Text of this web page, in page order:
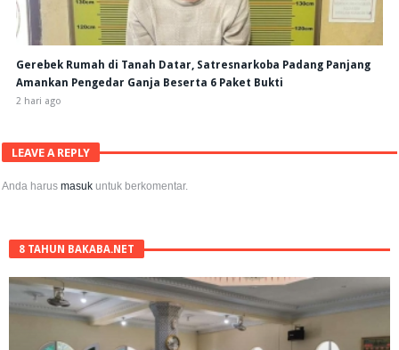
Gerebek Rumah di Tanah Datar, Satresnarkoba Padang Panjang
Amankan Pengedar Ganja Beserta 6 Paket Bukti
2 hari ago
LEAVE A REPLY
Anda harusmasuk untuk berkomentar.
8 TAHUN BAKABA.NET